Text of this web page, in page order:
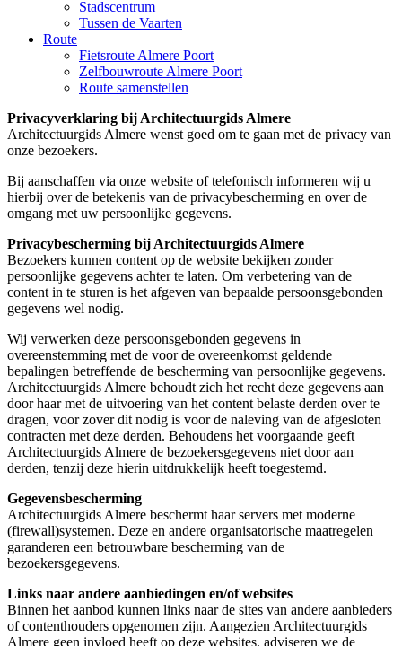
Stadscentrum
Tussen de Vaarten
Route
Fietsroute Almere Poort
Zelfbouwroute Almere Poort
Route samenstellen
Privacyverklaring bij Architectuurgids Almere
Architectuurgids Almere wenst goed om te gaan met de privacy van
onze bezoekers.
Bij aanschaffen via onze website of telefonisch informeren wij u
hierbij over de betekenis van de privacybescherming en over de
omgang met uw persoonlijke gegevens.
Privacybescherming bij Architectuurgids Almere
Bezoekers kunnen content op de website bekijken zonder
persoonlijke gegevens achter te laten. Om verbetering van de
content in te sturen is het afgeven van bepaalde persoonsgebonden
gegevens wel nodig.
Wij verwerken deze persoonsgebonden gegevens in
overeenstemming met de voor de overeenkomst geldende
bepalingen betreffende de bescherming van persoonlijke gegevens.
Architectuurgids Almere behoudt zich het recht deze gegevens aan
door haar met de uitvoering van het content belaste derden over te
dragen, voor zover dit nodig is voor de naleving van de afgesloten
contracten met deze derden. Behoudens het voorgaande geeft
Architectuurgids Almere de bezoekersgegevens niet door aan
derden, tenzij deze hierin uitdrukkelijk heeft toegestemd.
Gegevensbescherming
Architectuurgids Almere beschermt haar servers met moderne
(firewall)systemen. Deze en andere organisatorische maatregelen
garanderen een betrouwbare bescherming van de
bezoekersgegevens.
Links naar andere aanbiedingen en/of websites
Binnen het aanbod kunnen links naar de sites van andere aanbieders
of contenthouders opgenomen zijn. Aangezien Architectuurgids
Almere geen invloed heeft op deze websites, adviseren we de